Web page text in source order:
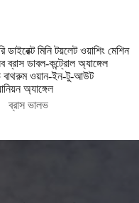
ডাইরেক্ট মিনি টয়লেট ওয়াশিং মেশিন
ব্রাস ডাবল-কন্ট্রোল অ্যাঙ্গেল
বাথরুম ওয়ান-ইন-টু-আউট
অ্যাঙ্গেল
ব্রাস ভালভ